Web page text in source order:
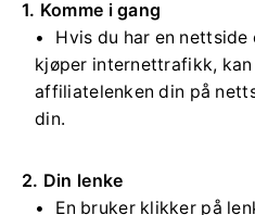
1. Komme i gang
Hvis du har en
kjøper internettrafikk,
affiliatelenken din på
din.
2. Din lenke
En bruker klikker på